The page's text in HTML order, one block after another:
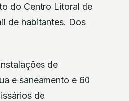
do Centro Litoral de
de habitantes. Dos
de
e saneamento e 60
de